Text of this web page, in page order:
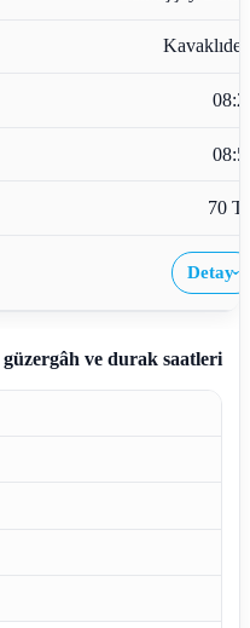
70
Detay›
ve durak saatleri